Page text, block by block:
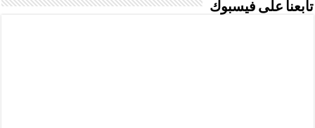
تابعنا على فيسبوك